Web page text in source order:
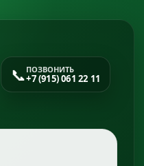
📞ПОЗВОНИТЬ
+7 (915) 061 22 11